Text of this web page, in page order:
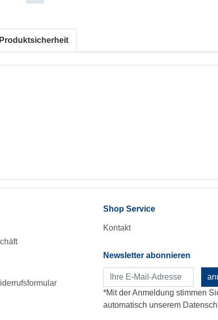
Shop Service
Kontakt
Newsletter abonnieren
*Mit der Anmeldung stimmen
automatisch unserem